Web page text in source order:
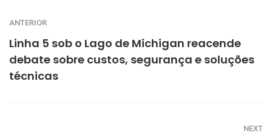
ANTERIOR
Linha 5 sob o Lago de Michigan reacende
debate sobre custos, segurança e soluções
técnicas
NEXT